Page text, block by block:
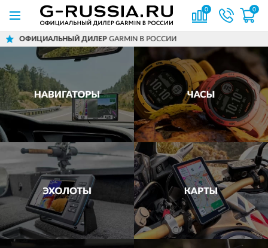
0 0
GARMIN В РОССИИ